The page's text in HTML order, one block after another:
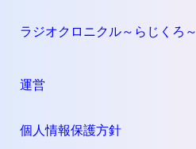
ラジオクロニクル～らじくろ～
運営
個人情報保護方針